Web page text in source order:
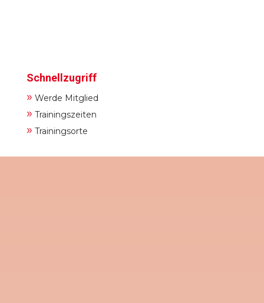
Schnellzugriff
» Werde Mitglied
» Trainingszeiten
» Trainingsorte